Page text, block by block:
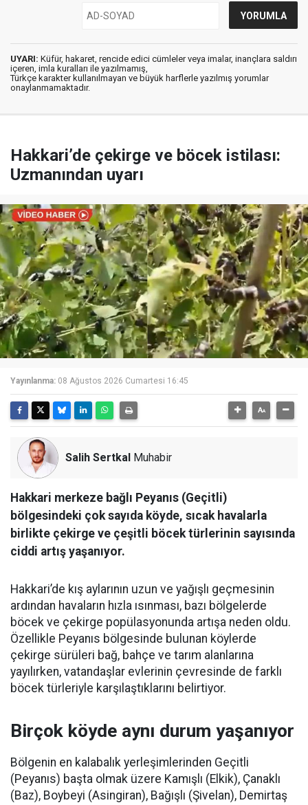
UYARI: Küfür, hakaret, rencide edici cümleler veya imalar, inançlara saldırı
içeren, imla kuralları ile yazılmamış,
Türkçe karakter kullanılmayan ve büyük harflerle yazılmış yorumlar
onaylanmamaktadır.
Hakkari’de çekirge ve böcek istilası:
Uzmanından uyarı
Yayınlanma: 08 Ağustos 2026 Cumartesi 16:45
Salih Sertkal Muhabir
Hakkari merkeze bağlı Peyanıs (Geçitli)
bölgesindeki çok sayıda köyde, sıcak havalarla
birlikte çekirge ve çeşitli böcek türlerinin sayısında
ciddi artış yaşanıyor.
Hakkari’de kış aylarının uzun ve yağışlı geçmesinin
ardından havaların hızla ısınması, bazı bölgelerde
böcek ve çekirge popülasyonunda artışa neden oldu.
Özellikle Peyanıs bölgesinde bulunan köylerde
çekirge sürüleri bağ, bahçe ve tarım alanlarına
yayılırken, vatandaşlar evlerinin çevresinde de farklı
böcek türleriyle karşılaştıklarını belirtiyor.
Birçok köyde aynı durum yaşanıyor
Bölgenin en kalabalık yerleşimlerinden Geçitli
(Peyanıs) başta olmak üzere Kamışlı (Elkik), Çanaklı
(Baz), Boybeyi (Asingiran), Bağışlı (Şivelan), Demirtaş